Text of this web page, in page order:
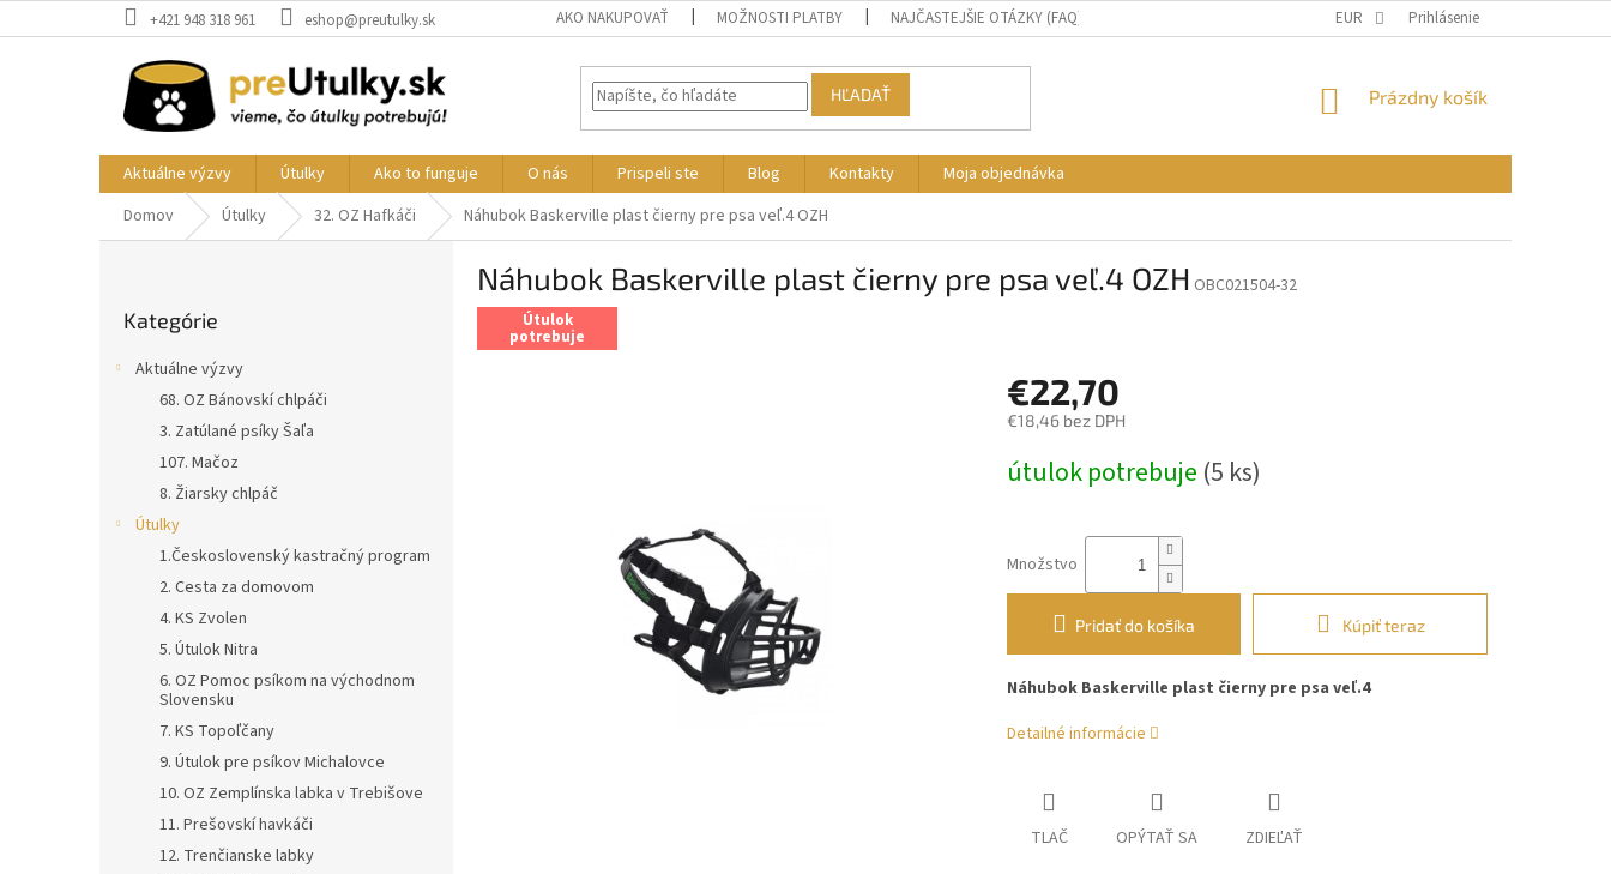
na
+421 948 318 961 eshop@preutulky.sk AKO NAKUPOVAŤ MOŽNOSTI PLATBY NAJČASTEJŠIE OTÁZKY (FAQ) PODMIENKY OCHRANY OSOBNÝCH
EUR Prihlásenie
HĽADAŤ
NÁKUPNÝ
Prázdny košík
Aktuálne výzvy Útulky Ako to funguje O nás Prispeli ste Blog Kontakty
Moja objednávka
Domov
Útulky 32. OZ Hafkáči Náhubok Baskerville plast čierny pre psa veľ.4 OZH
kategórie
Kategórie
Aktuálne výzvy
68. OZ Bánovskí chlpáči
3. Zatúlané psíky Šaľa
107. Mačoz
8. Žiarsky chlpáč
Útulky
1.Československý kastračný program
2. Cesta za domovom
4. KS Zvolen
5. Útulok Nitra
6. OZ Pomoc psíkom na východnom
Slovensku
7. KS Topoľčany
9. Útulok pre psíkov Michalovce
10. OZ Zemplínska labka v Trebišove
11. Prešovskí havkáči
12. Trenčianske labky
Náhubok Baskerville plast čierny pre psa veľ.4 OZH OBC021504-32
Útulok
potrebuje
€22,70
€18,46 bez DPH
cena:
útulok potrebuje (5 ks)
Množstvo
Pridať do košíka Kúpiť teraz
Náhubok Baskerville plast čierny pre psa veľ.4
Detailné informácie
TLAČ OPÝTAŤ SA ZDIEĽAŤ